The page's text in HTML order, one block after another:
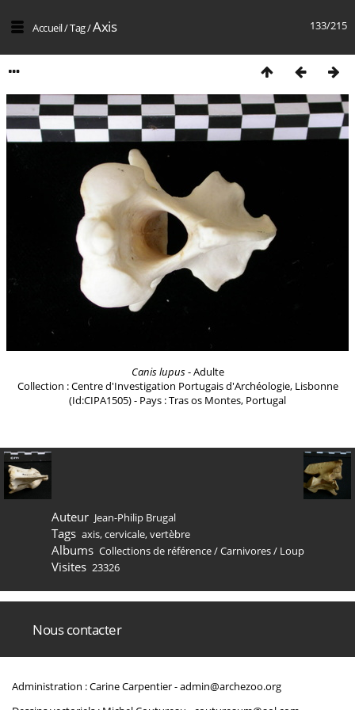
133/215
Accueil/Tag/Axis
Canis lupus- Adulte
Collection : Centre d'Investigation Portugais d'Archéologie, Lisbonne
(Id:CIPA1505) - Pays : Tras os Montes, Portugal
Auteur Jean-Philip Brugal
Tags axis,cervicale,vertèbre
Albums Collections de référence/Carnivores/ Loup
Visites 23326
Nous contacter
Administration : Carine Carpentier -admin@archezoo.org